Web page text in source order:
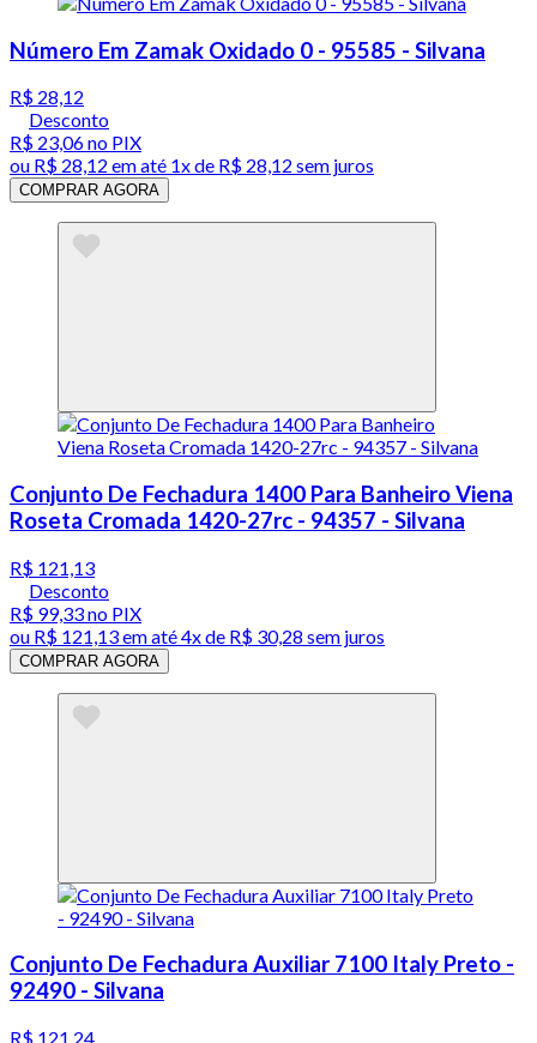
Número Em Zamak Oxidado 0 - 95585 - Silvana
R$ 28,12
Desconto
R$ 23,06no PIX
ou R$ 28,12 em até 1x de R$ 28,12 sem juros
COMPRAR AGORA
Conjunto De Fechadura 1400 Para Banheiro Viena
Roseta Cromada 1420-27rc - 94357 - Silvana
R$ 121,13
Desconto
R$ 99,33no PIX
ou R$ 121,13em até4x de R$ 30,28 sem juros
COMPRAR AGORA
Conjunto De Fechadura Auxiliar 7100 Italy Preto -
92490 - Silvana
R$ 121,24